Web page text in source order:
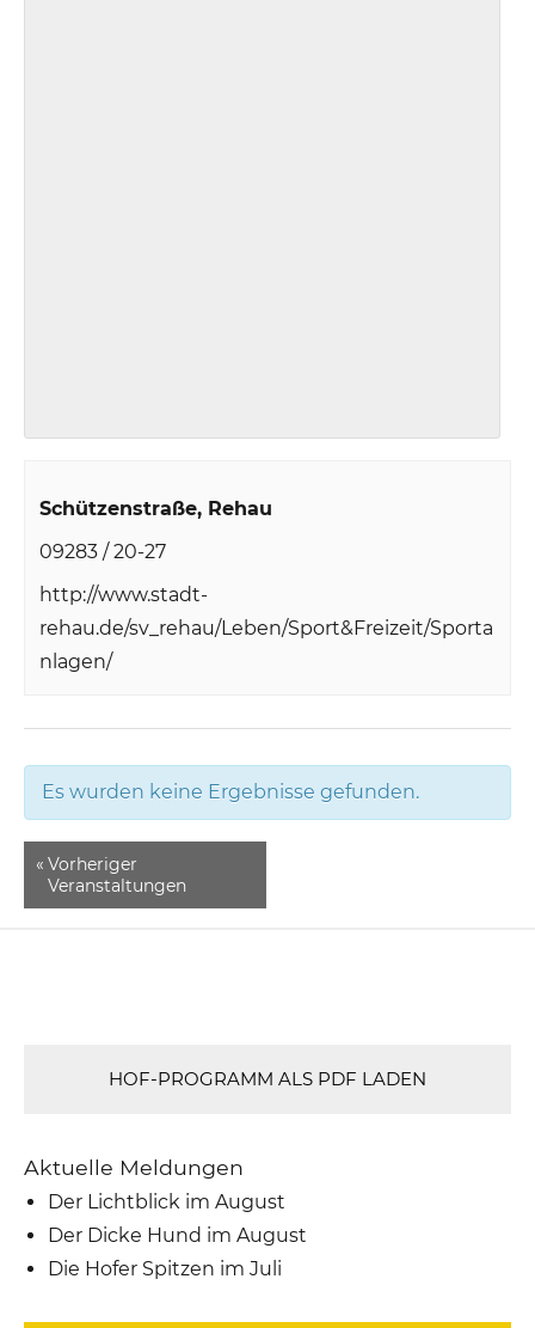
Schützenstraße Rehau
09283 / 20-27
http://www.stadt-
rehau.de/sv_rehau/Leben/Sport&Freizeit/Sporta
nlagen/
Es wurden keine Ergebnisse gefunden.
« Vorheriger
Veranstaltungen
HOF-PROGRAMM ALS PDF LADEN
Aktuelle Meldungen
Der Lichtblick im August
Der Dicke Hund im August
Die Hofer Spitzen im Juli